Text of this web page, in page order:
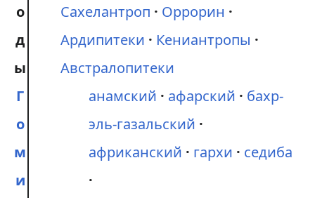
о
д
ы
Г
о
м
и
Сахелантроп
Оррорин
Ардипитеки
Кениантропы
Австралопитеки
анамский
афарский
бахр-
эль-газальский
африканский
гархи седиба